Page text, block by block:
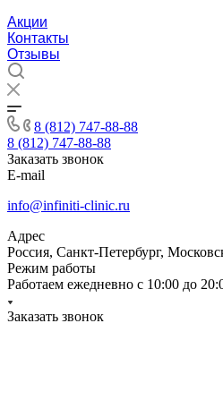
Акции
Контакты
Отзывы
8 (812) 747-88-88
8 (812) 747-88-88
Заказать звонок
E-mail
info@infiniti-clinic.ru
Адрес
Россия, Санкт-Петербург,
Режим работы
Работаем ежедневно с 10:00 до
Заказать звонок